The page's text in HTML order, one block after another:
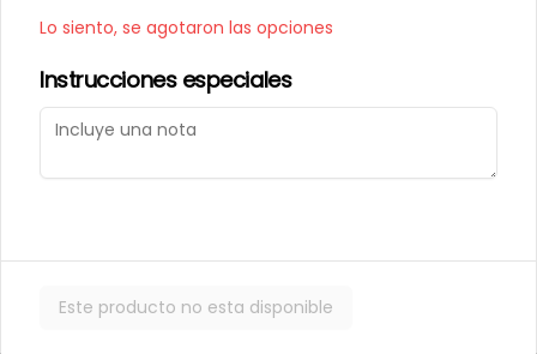
Mi cuenta
Iniciar sesión
Lo siento, se agotaron las opciones
Instrucciones especiales
Este producto no esta disponible